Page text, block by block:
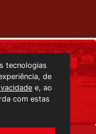
tecnologias
de
e, ao
com estas